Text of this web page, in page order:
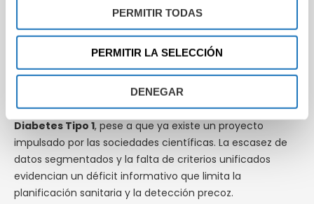
PERMITIR TODAS
PERMITIR LA SELECCIÓN
DENEGAR
sensibles, con La Rioja y Murcia a la cabeza.
La urgencia de un registro nacional y más inversión en
El informe subraya un problema estructural:
cuenta todavía con un Registro Nacional de
Diabetes Tipo 1, pese a que ya existe un proyecto
impulsado por las sociedades científicas. La escasez de
datos segmentados y la falta de criterios unificados
evidencian un déficit informativo que limita la
planificación sanitaria y la detección precoz.